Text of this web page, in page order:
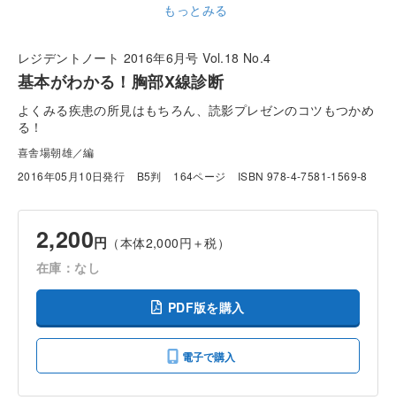
もっとみる
レジデントノート 2016年6月号 Vol.18 No.4
基本がわかる！胸部X線診断
よくみる疾患の所見はもちろん、読影プレゼンのコツもつかめ
る！
喜舎場朝雄／編
2016年05月10日発行
B5判 164ページ ISBN 978-4-7581-1569-8
2,200円 （本体2,000円＋税）
在庫：なし
PDF版を購入
電子で購入